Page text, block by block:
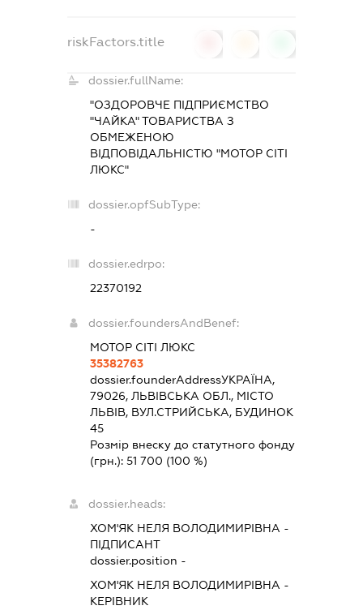
riskFactors.title
dossier.fullName:
"ОЗДОРОВЧЕ ПІДПРИЄМСТВО
"ЧАЙКА" ТОВАРИСТВА З
ОБМЕЖЕНОЮ
ВІДПОВІДАЛЬНІСТЮ "МОТОР СІТІ
ЛЮКС"
dossier.opfSubType:
-
dossier.edrpo:
22370192
dossier.foundersAndBenef:
МОТОР СІТІ ЛЮКС
35382763
dossier.founderAddressУКРАЇНА,
79026, ЛЬВІВСЬКА ОБЛ., МІСТО
ЛЬВІВ, ВУЛ.СТРИЙСЬКА, БУДИНОК
45
Розмір внеску до статутного фонду
(грн.):51 700 (100 %)
dossier.heads:
ХОМ'ЯК НЕЛЯ ВОЛОДИМИРІВНА -
ПІДПИСАНТ
dossier.position -
ХОМ'ЯК НЕЛЯ ВОЛОДИМИРІВНА -
КЕРІВНИК